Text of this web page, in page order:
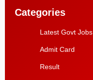
Categories
Latest Govt Jobs
Admit Card
Result